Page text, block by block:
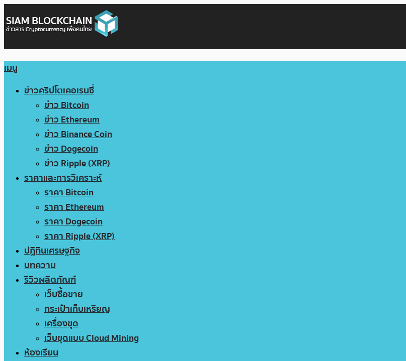
เมนู
ข่าวคริปโตเคอเรนซี่
ข่าว Bitcoin
ข่าว Ethereum
ข่าว Binance Coin
ข่าว Dogecoin
ข่าว Ripple (XRP)
ราคาและการวิเคราะห์
ราคา Bitcoin
ราคา Ethereum
ราคา Dogecoin
ราคา Ripple (XRP)
ปฏิทินเศรษฐกิจ
บทความ
รีวิวผลิตภัณฑ์
เว็บซื้อขาย
กระเป๋าเก็บเหรียญ
เครื่องขุด
เว็บขุดแบบ Cloud Mining
ห้องเรียน